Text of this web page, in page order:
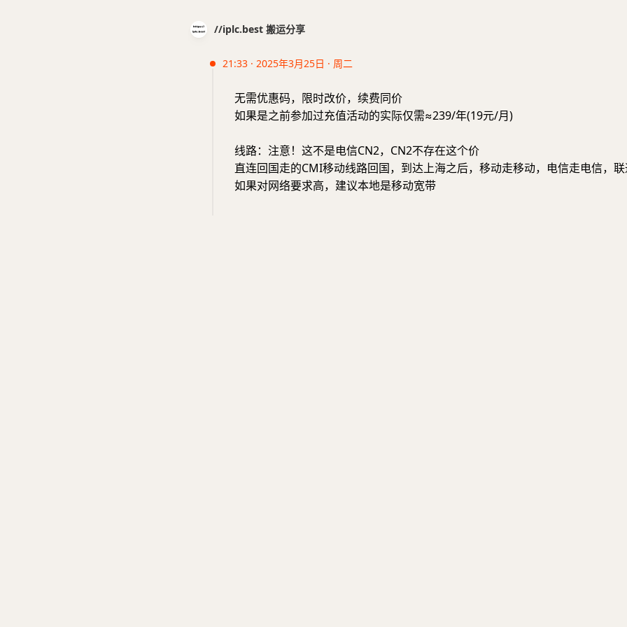
//iplc.best 搬运分享
21:33 · 2025年3月25日 · 周二
无需优惠码，限时改价，续费同价
如果是之前参加过充值活动的实际仅需≈239/年(19元/月)
线路：注意！这不是电信CN2，CN2不存在这个价
直连回国走的CMI移动线路回国，到达上海之后，移动走移动，电信走电信，联
如果对网络要求高，建议本地是移动宽带